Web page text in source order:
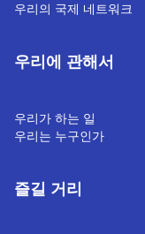
우리의 국제 네트워크
우리에 관해서
우리가 하는 일
우리는 누구인가
즐길 거리